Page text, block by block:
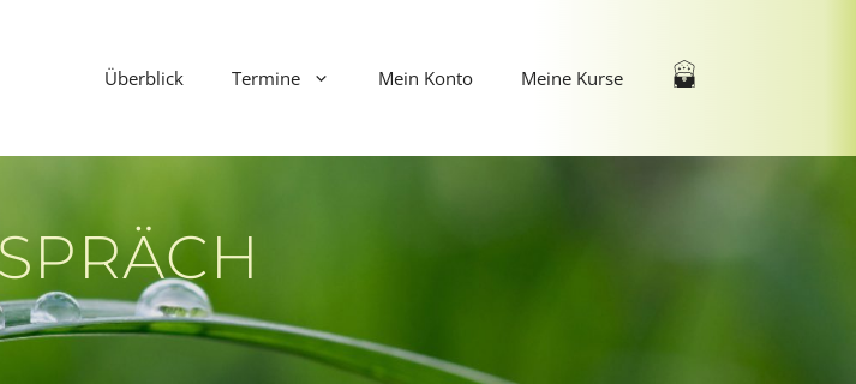
Überblick Termine Mein Konto Meine Kurse